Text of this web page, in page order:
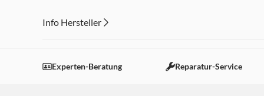
SOUND. DESIGNED
Info Hersteller
Einstellungen anpassen
Experten-Beratung Reparatur-Service